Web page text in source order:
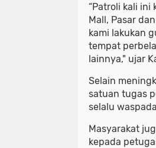
“Patroli kali ini
Mall, Pasar
kami lakukan
tempat
lainnya," ujar
Selain
satuan tugas
selalu
Masyarakat
kepada